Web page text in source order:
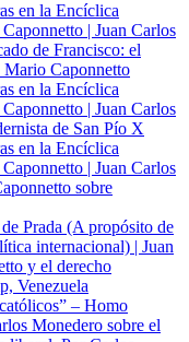
en la Encíclica
| Juan Carlos
de Francisco: el
Mario Caponnetto
en la Encíclica
| Juan Carlos
de San Pío X
en la Encíclica
| Juan Carlos
sobre
Prada (A propósito de
internacional) | Juan
y el derecho
Venezuela
– Homo
Monedero sobre el